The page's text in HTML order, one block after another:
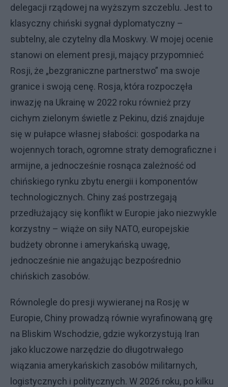
delegacji rządowej na wyższym szczeblu. Jest to
klasyczny chiński sygnał dyplomatyczny –
subtelny, ale czytelny dla Moskwy. W mojej ocenie
stanowi on element presji, mający przypomnieć
Rosji, że „bezgraniczne partnerstwo” ma swoje
granice i swoją cenę. Rosja, która rozpoczęła
inwazję na Ukrainę w 2022 roku również przy
cichym zielonym świetle z Pekinu, dziś znajduje
się w pułapce własnej słabości: gospodarka na
wojennych torach, ogromne straty demograficzne i
armijne, a jednocześnie rosnąca zależność od
chińskiego rynku zbytu energii i komponentów
technologicznych. Chiny zaś postrzegają
przedłużający się konflikt w Europie jako niezwykle
korzystny – wiąże on siły NATO, europejskie
budżety obronne i amerykańską uwagę,
jednocześnie nie angażując bezpośrednio
chińskich zasobów.
Równolegle do presji wywieranej na Rosję w
Europie, Chiny prowadzą równie wyrafinowaną grę
na Bliskim Wschodzie, gdzie wykorzystują Iran
jako kluczowe narzędzie do długotrwałego
wiązania amerykańskich zasobów militarnych,
logistycznych i politycznych. W 2026 roku, po kilku